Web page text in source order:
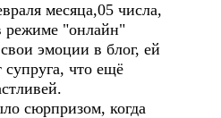
месяца,05 числа,
режиме "онлайн"
эмоции в блог, ей
что ещё
сюрпризом, когда